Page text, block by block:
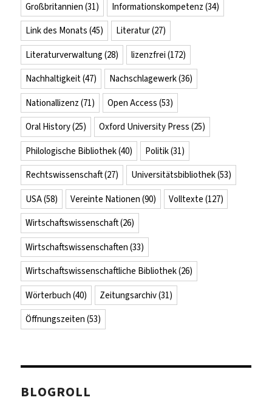
Großbritannien (31) Informationskompetenz (34)
Link des Monats (45) Literatur(27)
Literaturverwaltung (28) lizenzfrei (172)
Nachhaltigkeit(47) Nachschlagewerk(36)
Nationallizenz (71) Open Access (53)
Oral History(25) Oxford University Press (25)
Philologische Bibliothek(40) Politik(31)
Rechtswissenschaft(27) Universitätsbibliothek(53)
USA(58) Vereinte Nationen (90) Volltexte (127)
Wirtschaftswissenschaft(26)
Wirtschaftswissenschaften (33)
Wirtschaftswissenschaftliche Bibliothek(26)
Wörterbuch (40) Zeitungsarchiv(31)
Öffnungszeiten (53)
BLOGROLL